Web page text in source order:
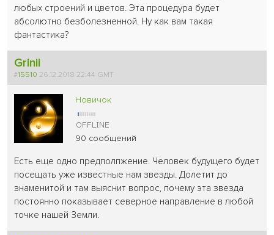
любых строений и цветов. Эта процедура будет
абсолютно безболезненной. Ну как вам такая
фантастика?
Grinii
#15510 26.12.2018 22:44 GMT
Новичок
90 сообщений
Есть еще одно предполпжение. Человек будущего будет
посещать уже известные нам звезды. Долетит до
знаменитой и там выяснит вопрос, почему эта звезда
постоянно показывает северное направление в любой
точке нашей Земли.